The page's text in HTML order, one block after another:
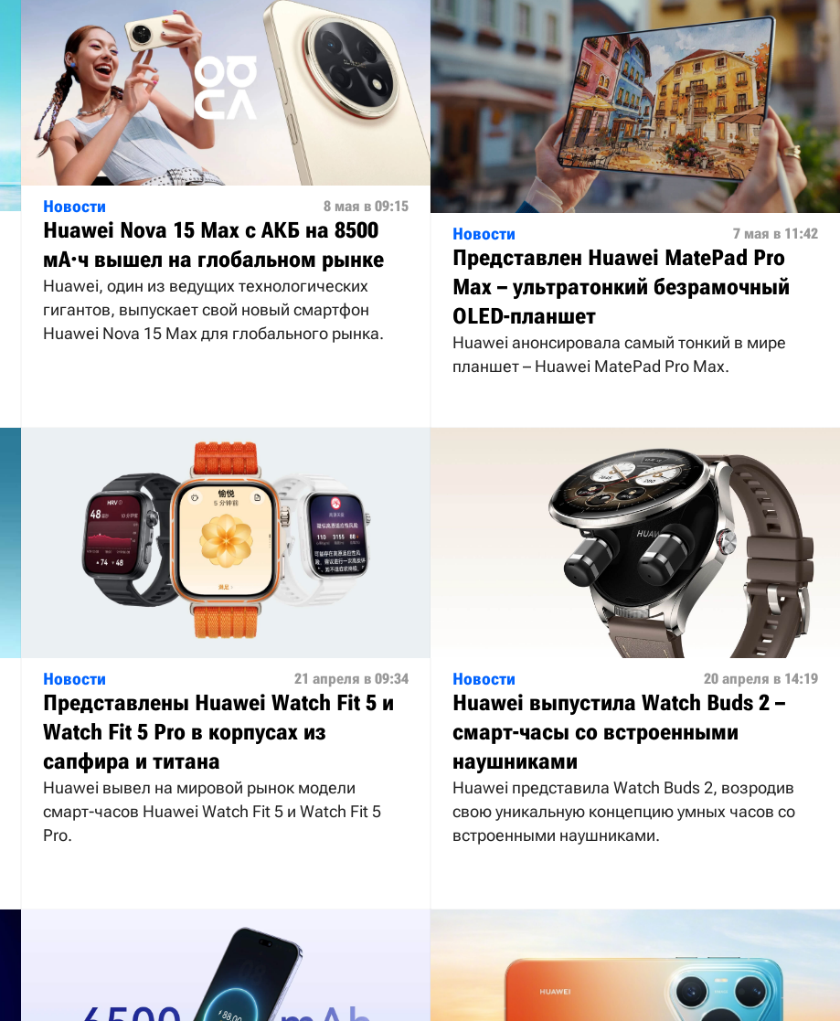
Новости 8 мая в 09:15
Huawei Nova 15 Max с АКБ на 8500
мА·ч вышел на глобальном рынке
Huawei, один из ведущих технологических
гигантов, выпускает свой новый смартфон
Huawei Nova 15 Max для глобального рынка.
Новости 7 мая в 11:42
Представлен Huawei MatePad Pro
Max – ультратонкий безрамочный
OLED-планшет
Huawei анонсировала самый тонкий в мире
планшет – Huawei MatePad Pro Max.
Новости 21 апреля в 09:34
Представлены Huawei Watch Fit 5 и
Watch Fit 5 Pro в корпусах из
сапфира и титана
Huawei вывел на мировой рынок модели
смарт-часов Huawei Watch Fit 5 и Watch Fit 5
Pro.
Новости 20 апреля в 14:19
Huawei выпустила Watch Buds 2 –
смарт-часы со встроенными
наушниками
Huawei представила Watch Buds 2, возродив
свою уникальную концепцию умных часов со
встроенными наушниками.